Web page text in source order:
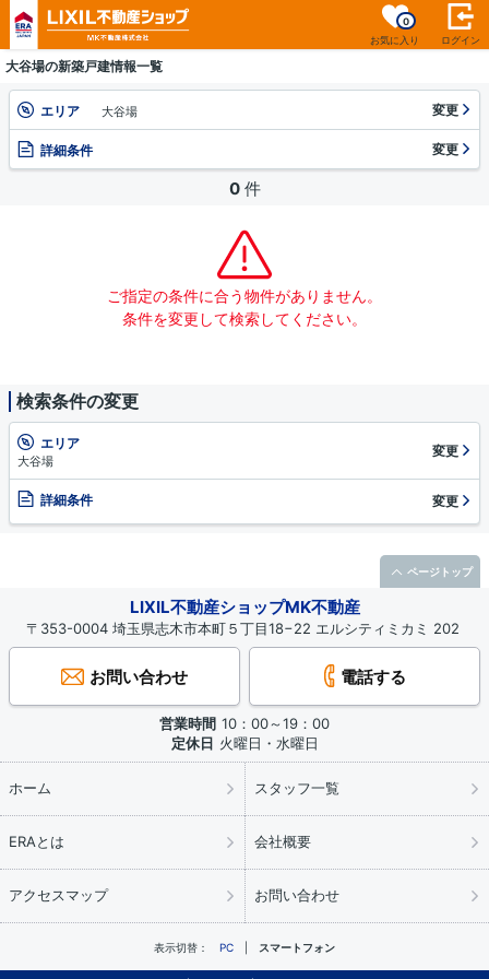
お気に入り
0
ログイン
大谷場の新築戸建情報一覧
エリア 大谷場 変更
詳細条件 変更
0 件
ご指定の条件に合う物件がありません。
条件を変更して検索してください。
検索条件の変更
エリア
大谷場
変更
詳細条件 変更
LIXIL不動産ショップMK不動産
〒353-0004 埼玉県志木市本町５丁目18−22 エルシティミカミ 202
お問い合わせ 電話する
営業時間 10：00～19：00
定休日 火曜日・水曜日
ホーム スタッフ一覧
ERAとは 会社概要
アクセスマップ お問い合わせ
表示切替： PC スマートフォン
ページトップ